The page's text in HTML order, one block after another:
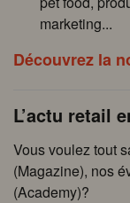
marketing...
Découvrez la
L’actu retail
Vous voulez tout
(Magazine), nos
(Academy)?